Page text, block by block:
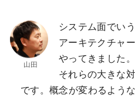
システム面でい
アーキテクチャ
やってきました
それらの大きな
です。概念が変わるよう